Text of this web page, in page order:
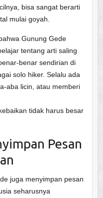
bisa sangat berarti
mulai goyah.
Gunung Gede
tentang arti saling
benar sendirian di
solo hiker. Selalu ada
aba licin, atau memberi
tidak harus besar
Pesan
juga menyimpan pesan
seharusnya